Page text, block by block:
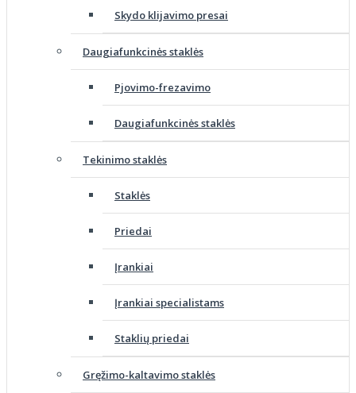
Skydo klijavimo presai
Daugiafunkcinės staklės
Pjovimo-frezavimo
Daugiafunkcinės staklės
Tekinimo staklės
Staklės
Priedai
Įrankiai
Įrankiai specialistams
Staklių priedai
Gręžimo-kaltavimo staklės